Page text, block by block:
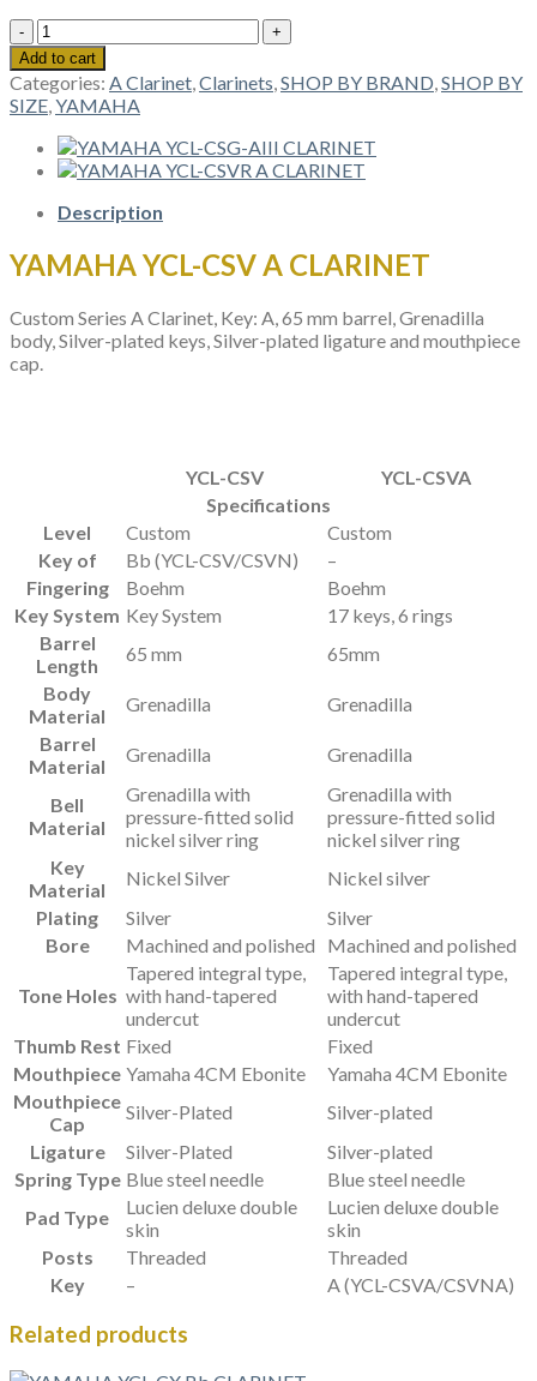
YAMAHA
YCL-
CSV
A
CLARINET
quantity
Add to cart
Categories: A Clarinet,Clarinets,SHOP BY BRAND,SHOP BY
SIZE,YAMAHA
Description
YAMAHA YCL-CSV A CLARINET
Custom Series A Clarinet, Key: A, 65 mm barrel, Grenadilla
body, Silver-plated keys, Silver-plated ligature and mouthpiece
cap.
YCL-CSV
YCL-CSVA
Specifications
Level
Custom
Custom
Key of
Bb (YCL-CSV/CSVN)
–
Fingering
Boehm
Boehm
Key System Key System
17 keys, 6 rings
Barrel
Length
65 mm
65mm
Body
Material
Grenadilla
Grenadilla
Barrel
Material
Grenadilla Grenadilla
Bell
Material
Grenadilla with
pressure-fitted solid
nickel silver ring
Grenadilla with
pressure-fitted solid
nickel silver ring
Key
Material
Nickel Silver
Nickel silver
Plating
Silver
Silver
Bore
Machined and polished Machined and polished
Tone Holes
Tapered integral type,
with hand-tapered
undercut
Tapered integral type,
with hand-tapered
undercut
Thumb Rest Fixed
Fixed
Mouthpiece Yamaha 4CM Ebonite
Yamaha 4CM Ebonite
Mouthpiece
Cap
Silver-Plated
Silver-plated
Ligature
Silver-Plated
Silver-plated
Spring Type Blue steel needle
Blue steel needle
Pad Type
Lucien deluxe double
skin
Lucien deluxe double
skin
Posts
Threaded
Threaded
Key
– A (YCL-CSVA/CSVNA)
Related products